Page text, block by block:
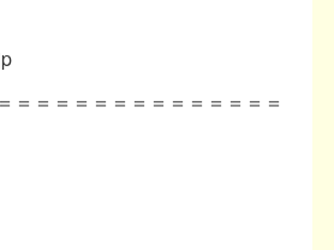
＝＝＝＝＝＝＝＝＝＝＝＝＝＝